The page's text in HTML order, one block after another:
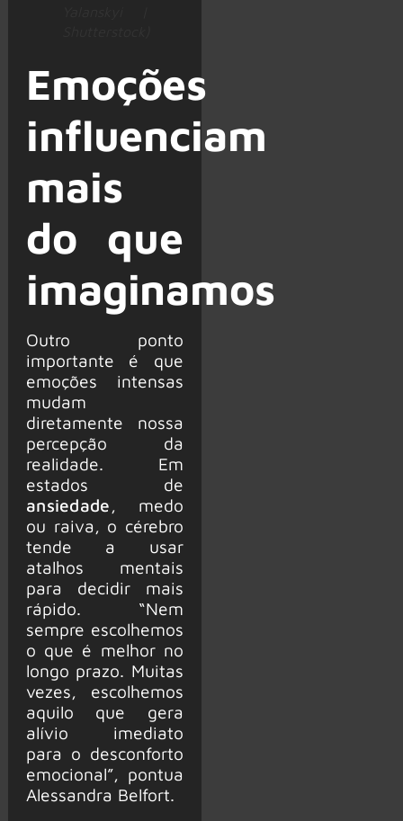
Emoções
influenciam
mais
do que
imaginamos
Outro ponto
importante é que
emoções intensas
mudam
diretamente nossa
percepção da
realidade. Em
estados de
ansiedade, medo
ou raiva, o cérebro
tende a usar
atalhos mentais
para decidir mais
rápido. “Nem
sempre escolhemos
o que é melhor no
longo prazo. Muitas
vezes, escolhemos
aquilo que gera
alívio imediato
para o desconforto
emocional”, pontua
Alessandra Belfort.